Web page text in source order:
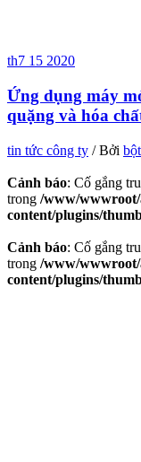
th7 15 2020
Ứng dụng máy
quặng và hóa
tin tức công ty / Bởi
Cảnh báo: Cố gắng
trong /www/
content/plugins/
Cảnh báo: Cố gắng
trong /www/
content/plugins/